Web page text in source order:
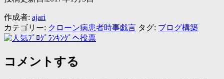
作成者: ajari
カテゴリー: クローン病患者時事戯言 タグ: ブログ構築
コメントする